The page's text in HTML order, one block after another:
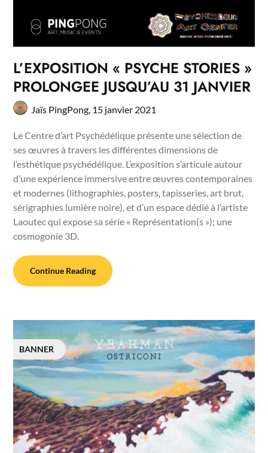
L’EXPOSITION « PSYCHE STORIES »
PROLONGEE JUSQU’AU 31 JANVIER
Jaïs PingPong, 15 janvier 2021
Le Centre d’art Psychédélique présente une sélection de
ses œuvres à travers les différentes dimensions de
l’esthétique psychédélique. L’exposition s’articule autour
d’une expérience immersive entre œuvres contemporaines
et modernes (lithographies, posters, tapisseries, art brut,
sérigraphies lumière noire), et d’un espace dédié à l’artiste
Laoutec qui expose sa série « Représentation(s »); une
cosmogonie 3D.
Continue Reading
BANNER